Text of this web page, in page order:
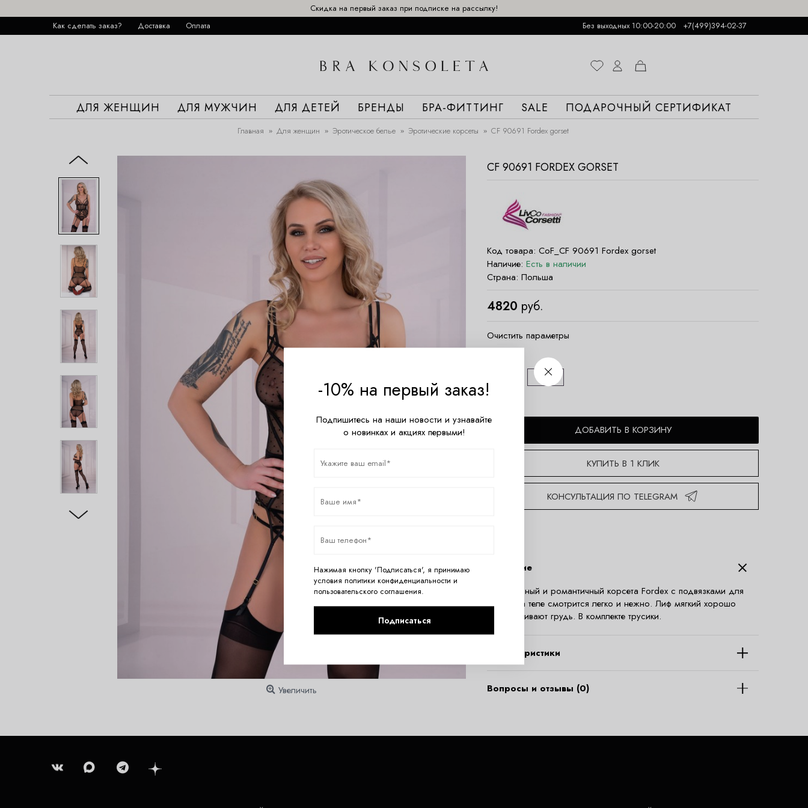
Скидка на первый заказ при подписке на рассылку!
Как сделать заказ?
Доставка Оплата Без выходных 10:00-20:00 +7(499)394-02-37
ДЛЯ ЖЕНЩИН ДЛЯ МУЖЧИН ДЛЯ ДЕТЕЙ БРЕНДЫ БРА-ФИТТИНГ SALE ПОДАРОЧНЫЙ СЕРТИФИКАТ
Главная Для женщин Эротическое белье Эротические корсеты CF 90691 Fordex gorset
Увеличить
CF 90691 FORDEX GORSET
Код товара: CoF_CF 90691 Fordex gorset
Наличие: Есть в наличии
Страна: Польша
4820 руб.
Очистить параметры
L/XL
ДОБАВИТЬ В КОРЗИНУ
КУПИТЬ В 1 КЛИК
КОНСУЛЬТАЦИЯ ПО TELEGRAM
Описание
Женственный и романтичный корсета Fordex с подвязками для
чулок. На теле смотрится легко и нежно. Лиф мягкий хорошо
поддерживают грудь. В комплекте трусики.
Характеристики
Вопросы и отзывы (0)
-10% на первый заказ!
Подпишитесь на наши новости и узнавайте
о новинках и акциях первыми!
Нажимая кнопку 'Подписаться', я принимаю
условия политики конфиденциальности и
пользовательского соглашения.
Подписаться